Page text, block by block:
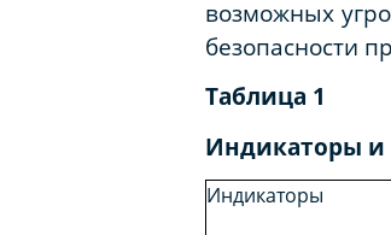
возможных
безопасности
Таблица 1
Индикаторы и
Индикаторы